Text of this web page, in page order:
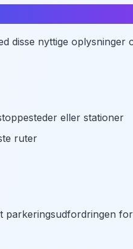
disse nyttige oplysninger
eller stationer
ruter
parkeringsudfordringen